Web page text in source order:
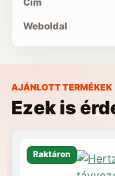
Cím
Weboldal
AJÁNLOTT TERMÉKEK
Ezek is
Raktáron